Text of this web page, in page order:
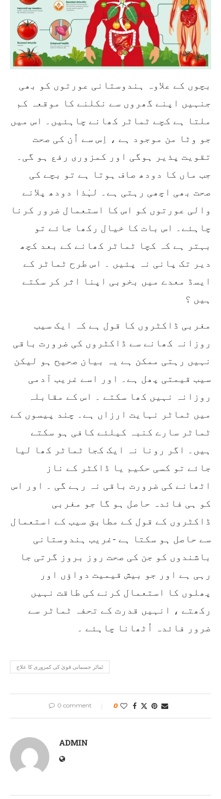
بچوں کے علاوہ ہندوستانی عورتوں کو بھی
جنہیں اپنے گھروں سے نکلنے کا موقعہ کم
ملتا ہے کچے ٹماٹر کھانے چاہئیں۔ اس میں
جو وٹا من موجود ہے ، اِس سے اُن کی صحت
تقویت پذیر ہوگی اور کمزوری رفع ہو گی۔
جب ماں کا دودھ صاف ہوتا ہے تو بچے کی
صحت بھی اچھی رہتی ہے۔ لہٰذا دودھ پلانے
والی عورتوں کو اس کا استعمال ضرور کرنا
چاہئے۔ اس بات کا خیال رکھا جائے تو
بہتر ہے کہ کچا ٹماٹر کھانے کے بعد کچھ
دیر تک پانی نہ پئیں ۔ اس طرح ٹماٹر کے
ایسڈ معدے میں بخوبی اپنا اثر کر سکتے
ہیں ؟
مغربی ڈاکٹروں کا قول ہے کہ ایک سیب
روزانہ کھانے سے ڈاکٹروں کی ضرورت باقی
نہیں رہتی ممکن ہے یہ بیان صحیح ہو لیکن
سیب قیمتی پھل ہے۔ اور اسے غریب آدمی
روزانہ نہیں کھا سکتے ۔ اس کے مقابلہ
میں ٹماٹر نہایت ارزاں ہے۔ چند پیسوں کے
ٹماٹر سارے کنبہ کیلئے کافی ہو سکتے
ہیں۔ اگر رونا نہ ایک کجا ٹماٹر کھا لیا
جائے تو کسی حکیم یا ڈاکٹر کے ناز
اٹھانے کی ضرورت باقی نہ رہے گی ۔ اور اس
کو ہی فائدہ حاصل ہو گا جو مغربی
ڈاکٹروں کے قول کے مطابق سیب کے استعمال
سے حاصل ہو سکتا ہے -غریب ہندوستانی
باشندوں کو جن کی صحت روز بروز گرتی جا
رہی ہے اور جو بیش قیمیت دواؤں اور
پھلوں کا استعمال کرنے کی طاقت نہیں
رکھتے ، انہیں قدرت کے تحفہ ٹماٹر سے
ضرور فائدہ اُٹھانا چاہئے ۔
ٹماٹر جسمانی قویٰ کی کمزوری کا علاج
0 comment 0
ADMIN